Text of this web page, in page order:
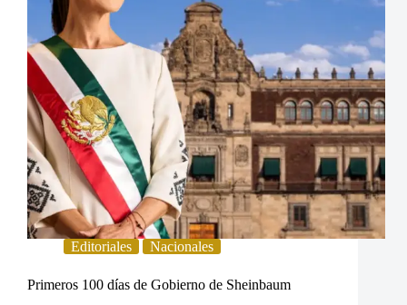
Editoriales Nacionales
Primeros 100 días de Gobierno de Sheinbaum